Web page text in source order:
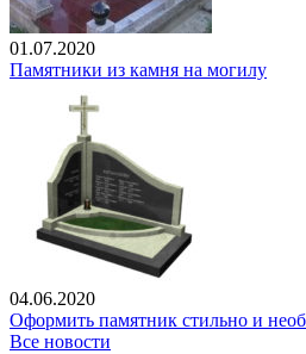
01.07.2020
Памятники из камня на могилу
04.06.2020
Оформить памятник стильно и
Все новости